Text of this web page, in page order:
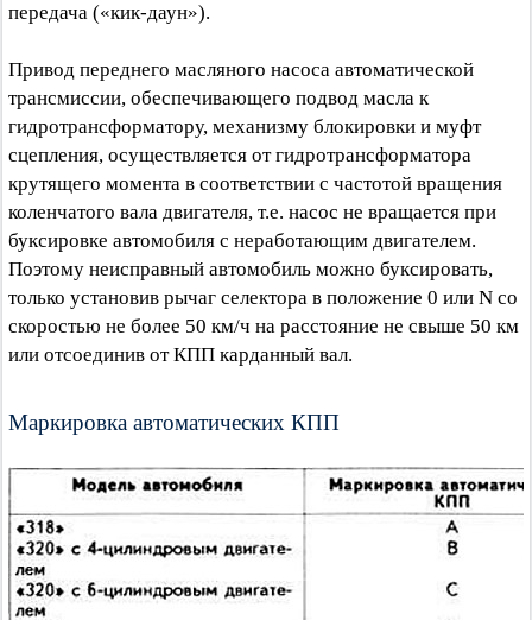
передача («кик-даун»).
Привод переднего масляного насоса автоматической
трансмиссии, обеспечивающего подвод масла к
гидротрансформатору, механизму блокировки и муфт
сцепления, осуществляется от гидротрансформатора
крутящего момента в соответствии с частотой вращения
коленчатого вала двигателя, т.е. насос не вращается при
буксировке автомобиля с неработающим двигателем.
Поэтому неисправный автомобиль можно буксировать,
только установив рычаг селектора в положение 0 или N со
скоростью не более 50 км/ч на расстояние не свыше 50 км
или отсоединив от КПП карданный вал.
Маркировка автоматических КПП